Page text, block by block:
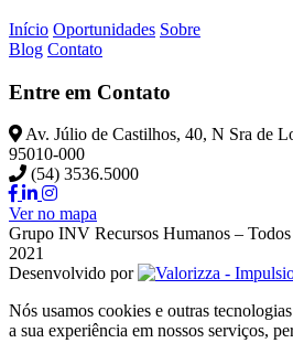
Início Oportunidades Sobre
Blog Contato
Entre em Contato
Av. Júlio de Castilhos, 40, N Sra de
95010-000
(54) 3536.5000
Ver no mapa
Grupo INV Recursos Humanos –
2021
Desenvolvido por
Nós usamos cookies e outras
a sua experiência em nossos serviços,